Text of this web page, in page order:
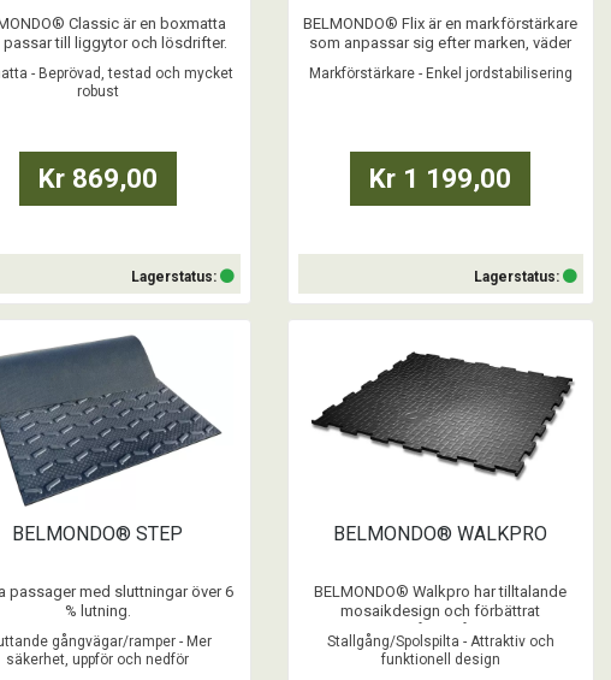
Classic är en boxmatta
passar till liggytor och lösdrifter.
Classic är försedd med ett
ytskikt av 2 mm nytt rågummi.
- Beprövad, testad och mycket
robust
Kr 869,00
Lagerstatus:
Köp
BELMONDO® Flix är en markförstärkare
som anpassar sig efter marken, väder
Markförstärkare - Enkel jordstabilisering
Kr 1 199,00
Lagerstatus:
BELMONDO® STEP
passager med sluttningar över 6
% lutning.
gångvägar/ramper - Mer
säkerhet, uppför och nedför
BELMONDO® WALKPRO
BELMONDO® Walkpro har tilltalande
mosaikdesign och förbättrat
halkmotstånd i våta miljöer.
...
Stallgång/Spolspilta - Attraktiv och
funktionell design